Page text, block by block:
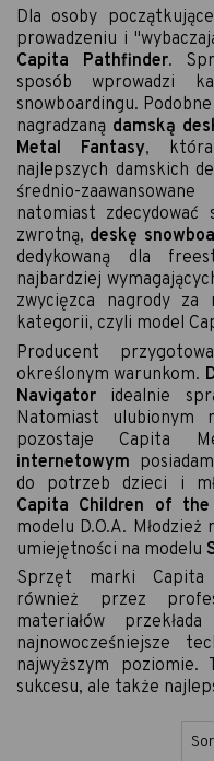
Dla osoby
prowadzeniu i
Capita Pathfinder.
sposób wprowadzi
snowboardingu.
nagradzaną damską
Metal Fantasy, która
najlepszych damskich
średnio-
natomiast
zwrotną, deskę
dedykowaną dla
najbardziej
zwycięzca nagrody
kategorii, czyli model
Producent
określonym warunkom.
Navigator idealnie
Natomiast ulubionym
pozostaje Capita
internetowym
do potrzeb dzieci i
Capita Children of the
modelu D.O.A.
umiejętności na modelu
Sprzęt marki Capita
również przez
materiałów
najnowocześniejsze
najwyższym poziomie.
sukcesu, ale także
S
o